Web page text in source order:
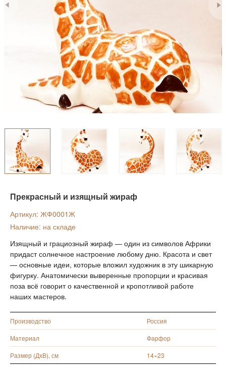
Прекрасный и изящный жираф
Артикул: ЖФ0001Ж
Наличие: на складе
Изящный и грациозный жираф — один из символов Африки
придаст солнечное настроение любому дню. Красота и свет
— основные идеи, которые вложил художник в эту шикарную
фигурку. Анатомически выверенные пропорции и красивая
поза всё говорит о качественной и кропотливой работе
наших мастеров.
Производство
Россия
Материал
Фарфор
Размер (ДхВ), см
14×23